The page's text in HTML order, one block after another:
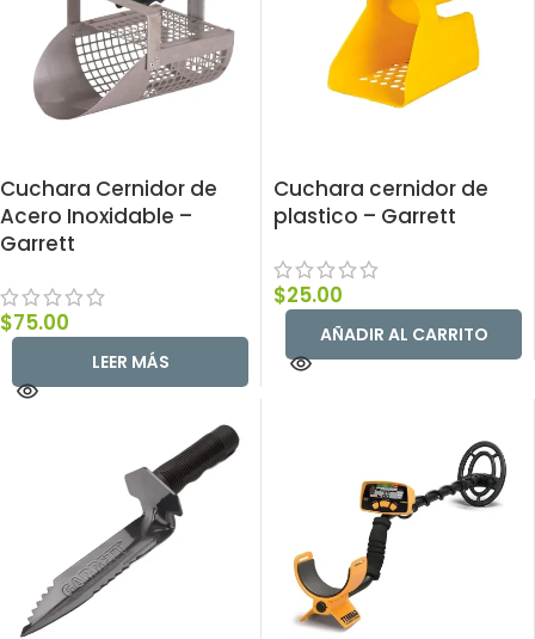
Cuchara Cernidor de
Acero Inoxidable –
Garrett
$75.00
LEER MÁS
Cuchara cernidor de
plastico – Garrett
$25.00
AÑADIR AL CARRITO